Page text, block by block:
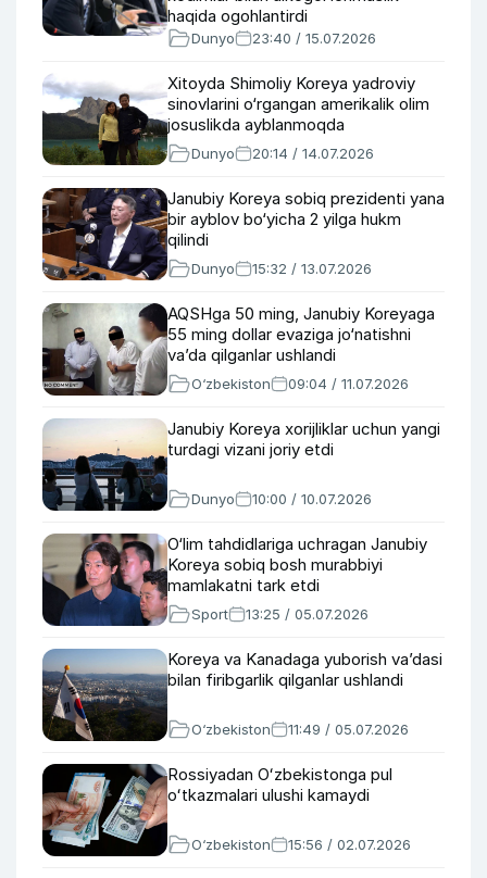
haqida ogohlantirdi
Dunyo 23:40 / 15.07.2026
Xitoyda Shimoliy Koreya yadroviy
sinovlarini o‘rgangan amerikalik olim
josuslikda ayblanmoqda
Dunyo 20:14 / 14.07.2026
Janubiy Koreya sobiq prezidenti yana
bir ayblov bo‘yicha 2 yilga hukm
qilindi
Dunyo 15:32 / 13.07.2026
AQSHga 50 ming, Janubiy Koreyaga
55 ming dollar evaziga jo‘natishni
va’da qilganlar ushlandi
O‘zbekiston 09:04 / 11.07.2026
Janubiy Koreya xorijliklar uchun yangi
turdagi vizani joriy etdi
Dunyo 10:00 / 10.07.2026
O‘lim tahdidlariga uchragan Janubiy
Koreya sobiq bosh murabbiyi
mamlakatni tark etdi
Sport 13:25 / 05.07.2026
Koreya va Kanadaga yuborish va’dasi
bilan firibgarlik qilganlar ushlandi
O‘zbekiston 11:49 / 05.07.2026
Rossiyadan Oʻzbekistonga pul
oʻtkazmalari ulushi kamaydi
O‘zbekiston 15:56 / 02.07.2026